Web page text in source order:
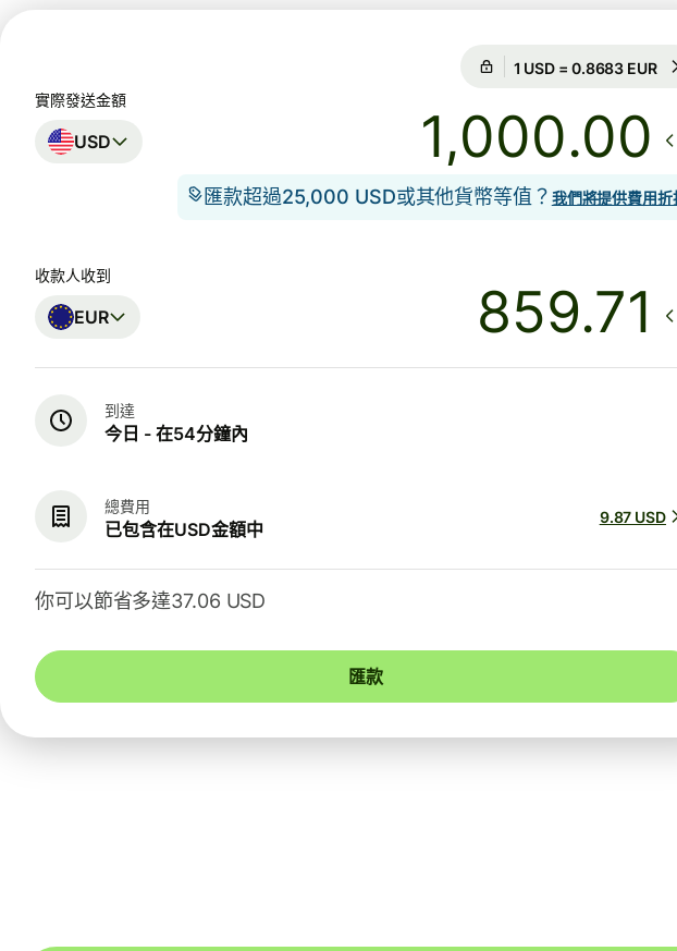
匯率保證為期8小時
實際發送金額
USD .00
匯款超過25,000 USD或其他貨幣等值？ 我們將提供費用折
收款人收到
EUR
到達
今日 - 在54分鐘內
總費用
已包含在USD金額中
9.87 USD
你可以節省多達37.06 USD
匯款